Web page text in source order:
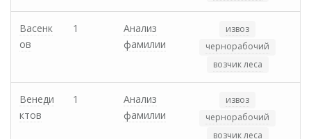
Васенк
ов
1
Анализ
фамилии
извоз
чернорабочий
возчик леса
Венеди
ктов
1
Анализ
фамилии
извоз
чернорабочий
возчик леса